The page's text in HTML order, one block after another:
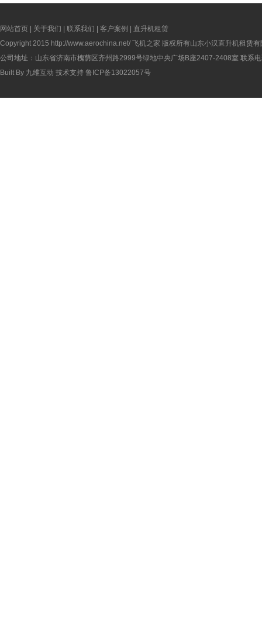
网站首页 关于我们 联系我们 客户案例
直升机租赁
Copyright 2015 http://www.aerochina.net/ 飞机之家 版权所有山东小汉直升机租赁有
公司地址：山东省济南市槐荫区齐州路2999号绿地中央广场B座2407-2408室 联系
Built By 九维互动 技术支持 鲁ICP备13022057号